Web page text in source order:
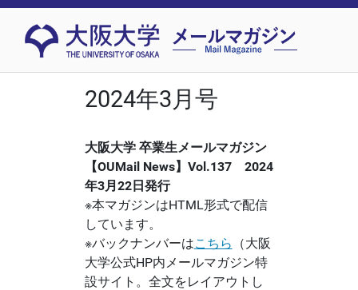
2024年3月号
大阪大学 卒業生メールマガジン
【OUMail News】Vol.137 2024
年3月22日発行
※本マガジンはHTML形式で配信
しています。
※バックナンバーはこちら （大阪
大学公式HP内メールマガジン特
設サイト。全文をレイアウトし